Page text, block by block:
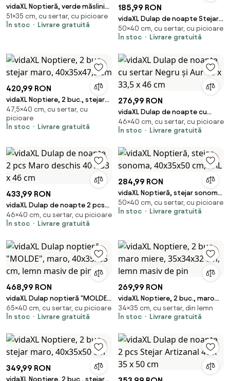
vidaXL Noptieră, verde măsliniu,
35x35x51 cm oțel
51×35 cm, cu sertar, cu picioare
În stoc
Livrare gratuită
185,99 RON
vidaXL Dulap de noapte Stejar
Artizanal 40 x 35 x 50 cm Lemn
compozit
50×40 cm, cu sertar, cu picioare
În stoc
Livrare gratuită
420,99 RON
vidaXL Noptiere, 2 buc., stejar
maro, 40x35x47,5 cm
47,5×40 cm, cu sertar, cu
picioare
În stoc
Livrare gratuită
276,99 RON
vidaXL Dulap de noapte cu
sertar Negru și Aur 40 x 33,5 x
46 cm
46×40 cm, cu sertar, cu picioare
În stoc
Livrare gratuită
433,99 RON
vidaXL Dulap de noapte 2 pcs
Maro deschis 40 x 33 x 46 cm
46×40 cm, cu sertar, cu picioare
În stoc
Livrare gratuită
284,99 RON
vidaXL Noptieră, stejar sonoma,
40x35x50 cm, PAL
50×40 cm, cu sertar, cu picioare
În stoc
Livrare gratuită
468,99 RON
vidaXL Dulap noptieră "MOLDE",
maro, 40x35x65 cm, lemn
masiv de pin
65×40 cm, cu sertar, cu picioare
În stoc
Livrare gratuită
269,99 RON
vidaXL Noptiere, 2 buc., maro
miere, 35x34x32 cm, lemn
masiv de pin
34×35 cm, cu sertar, din lemn
În stoc
Livrare gratuită
349,99 RON
vidaXL Noptiere, 2 buc., stejar